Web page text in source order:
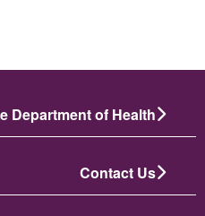
Department of Health
Contact Us